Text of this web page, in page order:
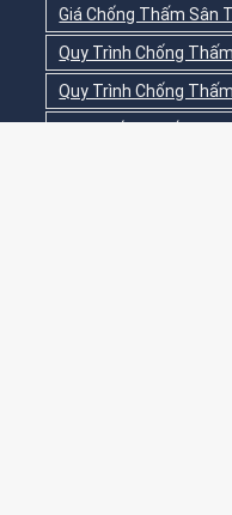
Giá Chống Thấm Sân
Quy Trình Chống
Quy Trình Chống